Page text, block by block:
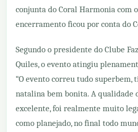
conjunta do Coral Harmonia com
encerramento ficou por conta do
Segundo o presidente do Clube
Quiles, o evento atingiu
“O evento correu tudo superbem,
natalina bem bonita. A qualidade
excelente, foi realmente muito
como planejado, no final todo